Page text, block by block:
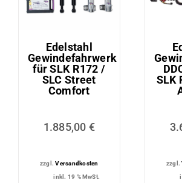
Edelstahl
Gewindefahrwerk
für SLK R172 /
SLC Street
Comfort
1.885,00 €
zzgl.Versandkosten
inkl. 19 % MwSt.
SLK
zzgl.